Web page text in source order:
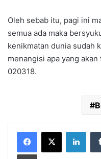
Oleh sebab itu, pagi ini
semua ada maka
kenikmatan dunia sudah
menangisi apa yang
020318.